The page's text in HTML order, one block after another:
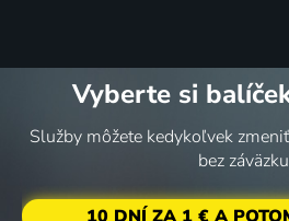
Vyberte si
Služby môžete kedykoľvek
bez